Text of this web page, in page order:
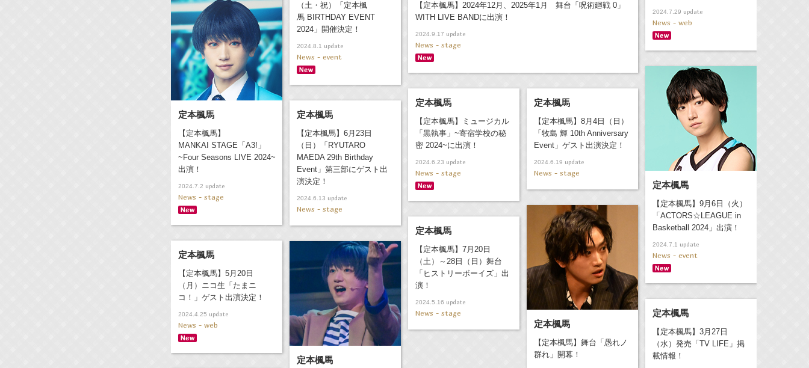
【定本楓馬】2024年12月、2025年1月 舞台「呪術廻戦 0」
WITH LIVE BANDに出演！
2024.9.17 update
News - stage
（土・祝）「定本楓
馬 BIRTHDAY EVENT
2024」開催決定！
2024.8.1 update
News - event
2024.7.29 update
News - web
定本楓馬
【定本楓馬】
MANKAI STAGE「A3!」
~Four Seasons LIVE 2024~
出演！
2024.7.2 update
News - stage
定本楓馬
【定本楓馬】9月6日（火）
「ACTORS☆LEAGUE in
Basketball 2024」出演！
2024.7.1 update
News - event
定本楓馬
【定本楓馬】ミュージカル
「黒執事」~寄宿学校の秘
密 2024~に出演！
2024.6.23 update
News - stage
定本楓馬
【定本楓馬】8月4日（日）
「牧島 輝 10th Anniversary
Event」ゲスト出演決定！
2024.6.19 update
News - stage
定本楓馬
【定本楓馬】6月23日
（日）「RYUTARO
MAEDA 29th Birthday
Event」第三部にゲスト出
演決定！
2024.6.13 update
News - stage
定本楓馬
【定本楓馬】舞台「愚れノ
群れ」開幕！
定本楓馬
【定本楓馬】7月20日
（土）～28日（日）舞台
「ヒストリーボーイズ」出
演！
2024.5.16 update
News - stage
定本楓馬
【定本楓馬】5月20日
（月）ニコ生「たまニ
コ！」ゲスト出演決定！
2024.4.25 update
News - web
定本楓馬
定本楓馬
【定本楓馬】3月27日
（水）発売「TV LIFE」掲
載情報！